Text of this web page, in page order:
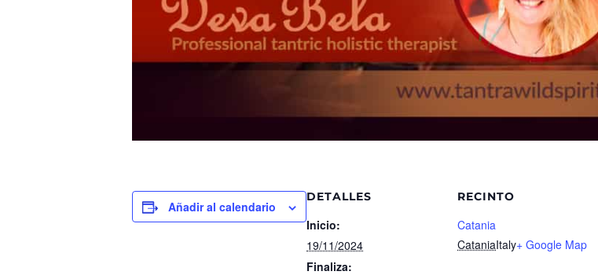
Añadir al calendario
DETALLES
Inicio:
19/11/2024
Finaliza:
RECINTO
Catania
CataniaItaly+ Google Map